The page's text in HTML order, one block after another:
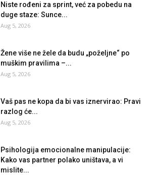
Niste rođeni za sprint, već za pobedu na
duge staze: Sunce...
Aug 5, 2026
Žene više ne žele da budu „poželjne“ po
muškim pravilima –...
Aug 5, 2026
Vaš pas ne kopa da bi vas iznervirao: Pravi
razlog će...
Aug 5, 2026
Psihologija emocionalne manipulacije:
Kako vas partner polako uništava, a vi
mislite...